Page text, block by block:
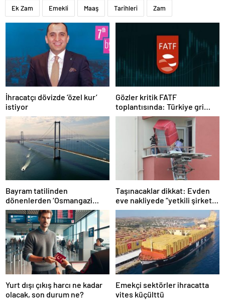
Ek Zam Emekli Maaş Tarihleri Zam
İhracatçı dövizde ‘özel kur’
istiyor
Gözler kritik FATF
toplantısında: Türkiye gri
listeden çıkacak mı?
Bayram tatilinden
dönenlerden ‘Osmangazi
Köprüsü’ isyanı
Taşınacaklar dikkat: Evden
eve nakliyede “yetkili şirket”
uyarısı
Yurt dışı çıkış harcı ne kadar
olacak, son durum ne?
Emekçi sektörler ihracatta
vites küçülttü